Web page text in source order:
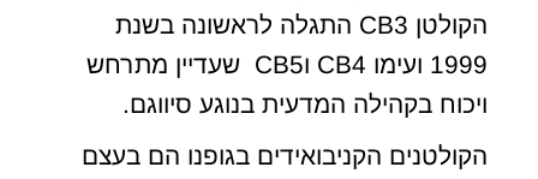
הקולטן CB3 התגלה לראשונה בשנת
1999 ועימו CB4 וCB5 שעדיין מתרחש
ויכוח בקהילה המדעית בנוגע סיווגם.
הקולטנים הקניבואידים בגופנו הם בעצם